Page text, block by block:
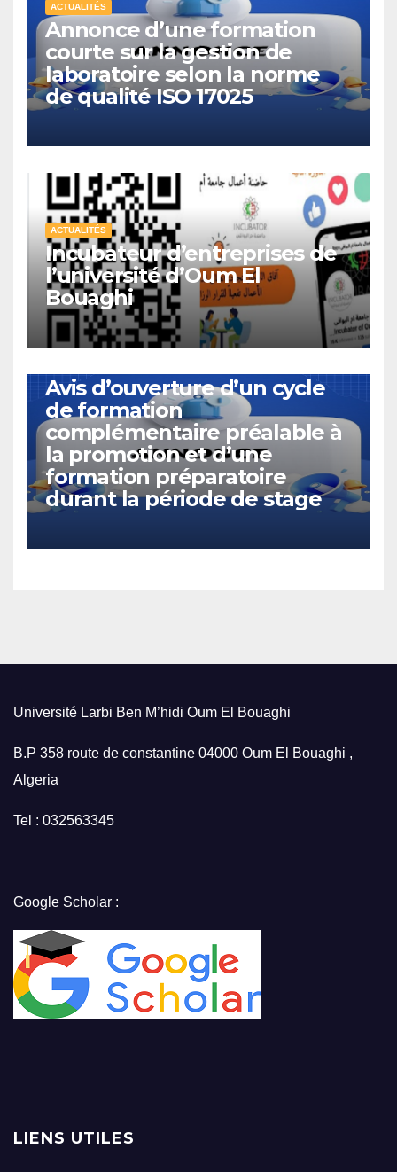
ACTUALITÉS
Annonce d’une formation
courte sur la gestion de
laboratoire selon la norme
de qualité ISO 17025
ACTUALITÉS
Incubateur d’entreprises de
l’université d’Oum El
Bouaghi
Avis d’ouverture d’un cycle
de formation
complémentaire préalable à
la promotion et d’une
formation préparatoire
durant la période de stage
Université Larbi Ben M’hidi Oum El Bouaghi
B.P 358 route de constantine 04000 Oum El Bouaghi ,
Algeria
Tel : 032563345
Google Scholar :
LIENS UTILES